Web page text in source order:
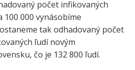
počet infikovaných
000 vynásobíme
tak odhadovaný počet
ľudí novým
čo je 132 800 ľudí.